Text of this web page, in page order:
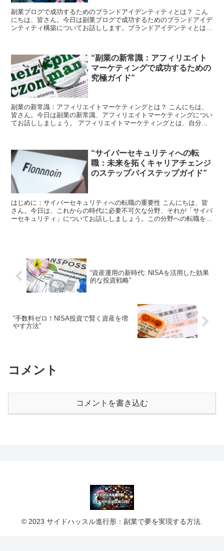
副業ブログで成功するためのブランドアイデンティティとは？ こん
にちは、皆さん。今日は副業ブログで成功するためのブランドアイデ
ンティティ構築についてお話しします。ブランドアイデンティとは、
“副業の新常識：アフィリエイト
マーケティングで成功するための
究極ガイド”
副業の新常識：アフィリエイトマーケティングとは？ こんにちは、
皆さん。今日は副業の新常識、アフィリエイトマーケティングについ
てお話ししましょう。 アフィリエイトマーケティングとは、自分の
“サイバーセキュリティへの転
職：未来を拓くキャリアチェンジ
のステップバイステップガイド”
はじめに：サイバーセキュリティへの転職の重要性 こんにちは、皆
さん。今日は、これからの時代に必要不可欠な分野、それが「サイバ
ーセキュリティ」についてお話ししましょう。この分野への転職を考
“資産運用の新時代: NISAを活用した効果
的な投資戦略”
“手数料ゼロ！NISA投資で賢く資産を増
やす方法”
コメント
コメントを書き込む
© 2023 サイドハッスル進行形：副業で夢を実現する方法.